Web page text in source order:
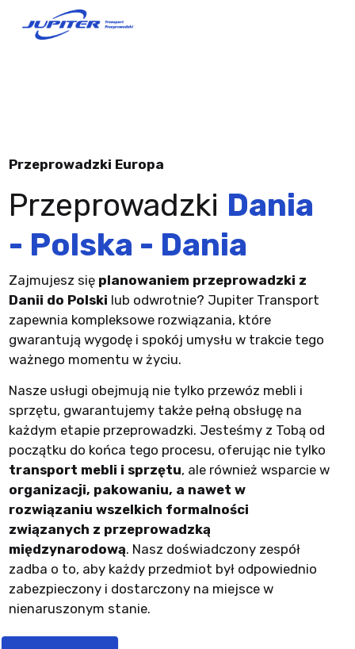
Przeprowadzki Europa
Przeprowadzki Dania
- Polska - Dania
Zajmujesz się planowaniem przeprowadzki z
Danii do Polski lub odwrotnie? Jupiter Transport
zapewnia kompleksowe rozwiązania, które
gwarantują wygodę i spokój umysłu w trakcie tego
ważnego momentu w życiu.
Nasze usługi obejmują nie tylko przewóz mebli i
sprzętu, gwarantujemy także pełną obsługę na
każdym etapie przeprowadzki. Jesteśmy z Tobą od
początku do końca tego procesu, oferując nie tylko
transport mebli i sprzętu, ale również wsparcie w
organizacji, pakowaniu, a nawet w
rozwiązaniu wszelkich formalności
związanych z przeprowadzką
międzynarodową. Nasz doświadczony zespół
zadba o to, aby każdy przedmiot był odpowiednio
zabezpieczony i dostarczony na miejsce w
nienaruszonym stanie.